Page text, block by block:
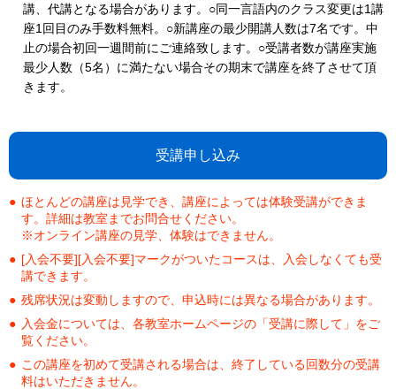
講、代講となる場合があります。○同一言語内のクラス変更は1講
座1回目のみ手数料無料。○新講座の最少開講人数は7名です。中
止の場合初回一週間前にご連絡致します。○受講者数が講座実施
最少人数（5名）に満たない場合その期末で講座を終了させて頂
きます。
受講申し込み
ほとんどの講座は見学でき、講座によっては体験受講ができま
す。詳細は教室までお問合せください。
※オンライン講座の見学、体験はできません。
[入会不要][入会不要]マークがついたコースは、入会しなくても受
講できます。
残席状況は変動しますので、申込時には異なる場合があります。
入会金については、各教室ホームページの「受講に際して」をご
覧ください。
この講座を初めて受講される場合は、終了している回数分の受講
料はいただきません。